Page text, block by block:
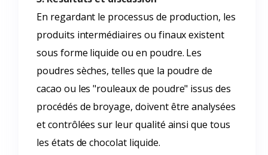
En regardant le processus de production, les
produits intermédiaires ou finaux existent
sous forme liquide ou en poudre. Les
poudres sèches, telles que la poudre de
cacao ou les "rouleaux de poudre" issus des
procédés de broyage, doivent être analysées
et contrôlées sur leur qualité ainsi que tous
les états de chocolat liquide.